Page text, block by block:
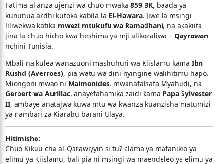
Fatima alianza ujenzi wa chuo mwaka 859 BK, baada ya
kununua ardhi kutoka kabila la El-Hawara. Jiwe la msingi
liliwekwa katika mwezi mtukufu wa Ramadhani, na akakiita
jina la chuo hicho kwa heshima ya mji alikozaliwa – Qayrawan
nchini Tunisia.
Mbali na kulea wanazuoni mashuhuri wa Kiislamu kama Ibn
Rushd (Averroes), pia watu wa dini nyingine walihitimu hapo.
Miongoni mwao ni Maimonides, mwanafalsafa Myahudi, na
Gerbert wa Aurillac, anayefahamika zaidi kama Papa Sylvester
II, ambaye anatajwa kuwa mtu wa kwanza kuanzisha matumizi
ya nambari za Kiarabu barani Ulaya.
Hitimisho:
Chuo Kikuu cha al-Qarawiyyin si tu? alama ya mafanikio ya
elimu ya Kiislamu, bali pia ni msingi wa maendeleo ya elimu ya